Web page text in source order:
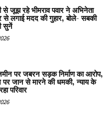
से जूझ रहे भीमराव पवार ने अभिनेता
से लगाई मदद की गुहार, बोले- सबकी
सुनें
पर जबरन सड़क निर्माण का आरोप,
पर जान से मारने की धमकी, न्याय के
परिवार